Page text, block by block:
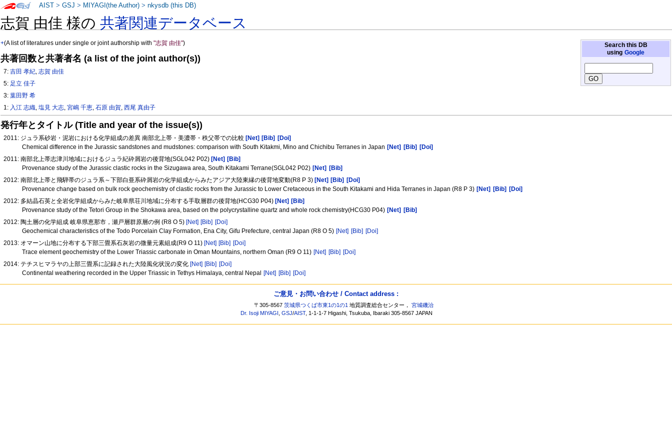
志賀 由佳 様の共著関連データベース
Search this DB
using Google
+(A list of literatures under single or joint authorship with"志賀 由佳")
共著回数と共著者名 (a list of the joint author(s))
7:吉田 孝紀,志賀 由佳
5: 足立 佳子
3:葉田野 希
1: 入江 志織,塩見 大志,宮嶋 千恵,石原 由賀,西尾 真由子
発行年とタイトル (Title and year of the issue(s))
2011: ジュラ系砂岩・泥岩における化学組成の差異 南部北上帯・美濃帯・秩父帯での比較 [Net] [Bib]
[Doi]
Chemical difference in the Jurassic sandstones and mudstones: comparison with South Kitakmi, Mino and Chichibu Terranes in Japan [Net] [Bib]
[Doi]
2011: 南部北上帯志津川地域におけるジュラ紀砕屑岩の後背地(SGL042 P02) [Net] [Bib]
Provenance study of the Jurassic clastic rocks in the Sizugawa area, South Kitakami Terrane(SGL042 P02) [Net]
[Bib]
2012: 南部北上帯と飛騨帯のジュラ系～下部白亜系砕屑岩の化学組成からみたアジア大陸東縁の後背地変動(R8 P 3) [Net] [Bib]
[Doi]
Provenance change based on bulk rock geochemistry of clastic rocks from the Jurassic to Lower Cretaceous in the South Kitakami and Hida Terranes in Japan (R8 P 3) [Net] [Bib]
[Doi]
2012: 多結晶石英と全岩化学組成からみた岐阜県荘川地域に分布する手取層群の後背地(HCG30 P04) [Net] [Bib]
Provenance study of the Tetori Group in the Shokawa area, based on the polycrystalline quartz and whole rock chemistry(HCG30 P04) [Net]
[Bib]
2012: 陶土層の化学組成 岐阜県恵那市，瀬戸層群原層の例 (R8 O 5) [Net] [Bib] [Doi]
Geochemical characteristics of the Todo Porcelain Clay Formation, Ena City, Gifu Prefecture, central Japan (R8 O 5) [Net] [Bib] [Doi]
2013: オマーン山地に分布する下部三畳系石灰岩の微量元素組成(R9 O 11) [Net] [Bib] [Doi]
Trace element geochemistry of the Lower Triassic carbonate in Oman Mountains, northern Oman (R9 O 11) [Net] [Bib] [Doi]
2014: テチスヒマラヤの上部三畳系に記録された大陸風化状況の変化 [Net] [Bib] [Doi]
Continental weathering recorded in the Upper Triassic in Tethys Himalaya, central Nepal [Net] [Bib] [Doi]
AIST >GSJ > MIYAGI(the Author) >nkysdb (this DB)
ご意見・お問い合わせ / Contact address :
〒305-8567茨城県つくば市東1の1の1 地質調査総合センター，宮城磯治
Dr. Isoji MIYAGI ,GSJ/AIST, 1-1-1-7 Higashi, Tsukuba, Ibaraki 305-8567 JAPAN